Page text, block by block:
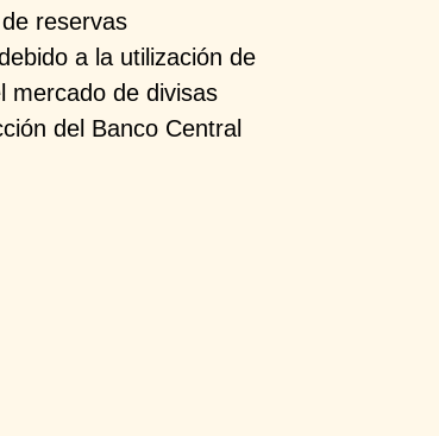
reservas
a la utilización de
mercado de divisas
del Banco Central